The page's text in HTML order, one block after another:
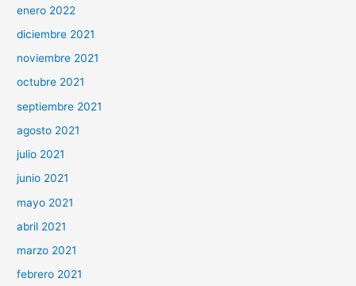
enero 2022
diciembre 2021
noviembre 2021
octubre 2021
septiembre 2021
agosto 2021
julio 2021
junio 2021
mayo 2021
abril 2021
marzo 2021
febrero 2021